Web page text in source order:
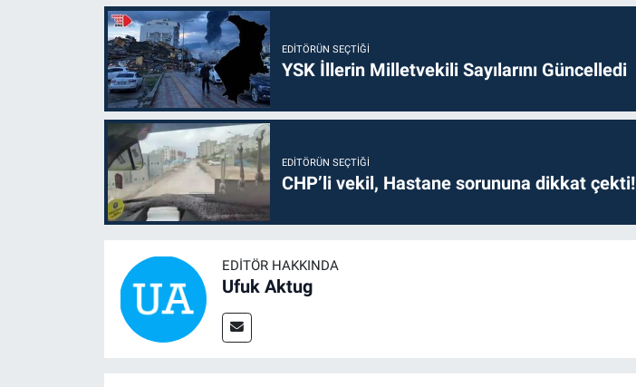
EDITÖRÜN SEÇTIĞI
YSK İllerin Milletvekili Sayılarını Güncelledi
EDITÖRÜN SEÇTIĞI
CHP’li vekil, Hastane sorununa dikkat çekti!
EDITÖR HAKKINDA
Ufuk Aktug